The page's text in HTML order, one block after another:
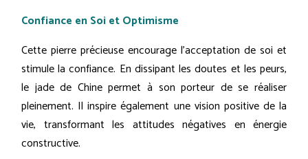
Confiance en Soi et Optimisme
Cette pierre précieuse encourage l'acceptation de soi et
stimule la confiance. En dissipant les doutes et les peurs,
le jade de Chine permet à son porteur de se réaliser
pleinement. Il inspire également une vision positive de la
vie, transformant les attitudes négatives en énergie
constructive.